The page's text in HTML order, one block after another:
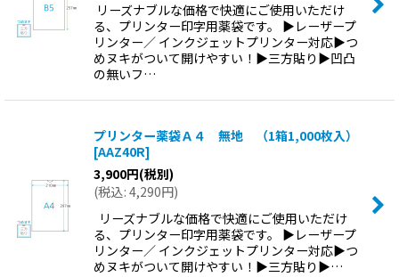
リーズナブルな価格で快適にご使用いただけ
る、プリンター印字用薬袋です。 ▶レーザープ
リンター／ インクジェットプリンター対応▶つ
めヌキがついて開けやすい！▶三方貼り▶凹凸
の無いフ…
プリンター薬袋Ａ４ 無地 （1箱1,000枚入）
[AAZ40R]
3,900円(税別)
(税込: 4,290円)
リーズナブルな価格で快適にご使用いただけ
る、プリンター印字用薬袋です。 ▶レーザープ
リンター／ インクジェットプリンター対応▶つ
めヌキがついて開けやすい！▶三方貼り▶…